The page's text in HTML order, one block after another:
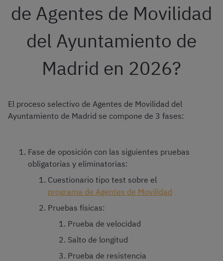
de Agentes de Movilidad
del Ayuntamiento de
Madrid en 2026?
El proceso selectivo de Agentes de Movilidad del
Ayuntamiento de Madrid se compone de 3 fases:
Fase de oposición con las siguientes pruebas
obligatorias y eliminatorias:
Cuestionario tipo test sobre el
programa de Agentes de Movilidad
Pruebas físicas:
Prueba de velocidad
Salto de longitud
Prueba de resistencia